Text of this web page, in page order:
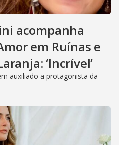
acompanha
em Ruínas e
‘Incrível’
auxiliado a protagonista da